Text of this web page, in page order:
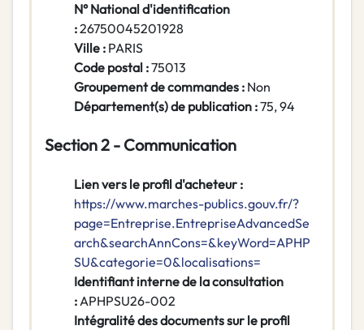
N° National d'identification
:26750045201928
Ville : PARIS
Code postal :75013
Groupement de commandes : Non
Département(s) de publication :75, 94
Section 2 - Communication
Lien vers le profil d'acheteur :
https://www.marches-publics.gouv.fr/?
page=Entreprise.EntrepriseAdvancedSe
arch&searchAnnCons=&keyWord=APHP
SU&categorie=0&localisations=
Identifiant interne de la consultation
:APHPSU26-002
Intégralité des documents sur le profil